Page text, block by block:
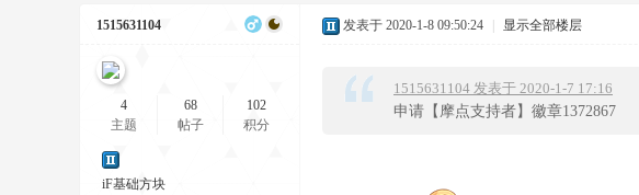
1515631104
4
主题
68
帖子
102
积分
iF基础方块
发表于 2020-1-8 09:50:24 显示全部楼层
1515631104 发表于 2020-1-7 17:16
申请【摩点支持者】徽章1372867